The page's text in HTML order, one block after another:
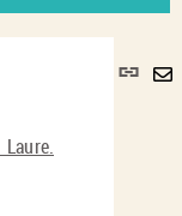
Lien